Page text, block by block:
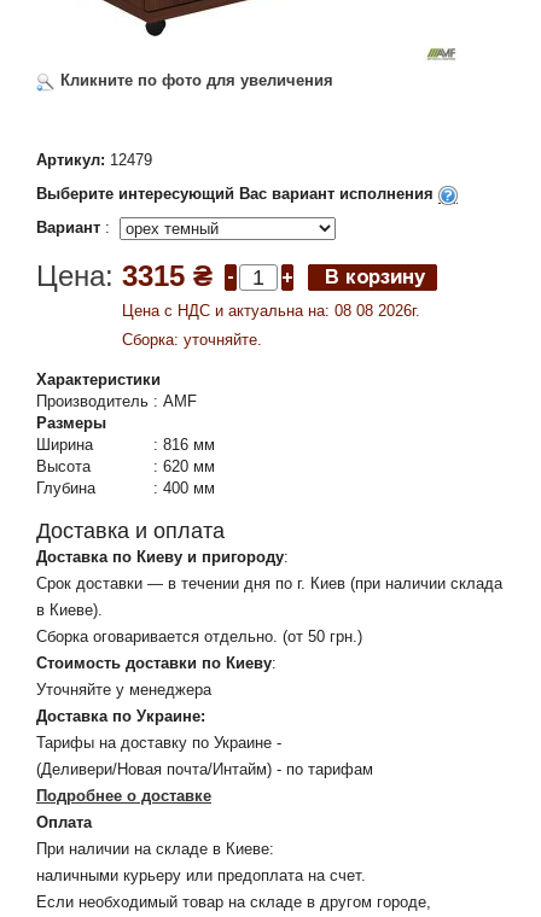
Кликните по фото для увеличения
Артикул: 12479
Выберите интересующий Вас вариант исполнения
Вариант :
Цена: 3315 ₴
Цена c НДС и актуальна на: 08 08 2026г.
Сборка: уточняйте.
Характеристики
Производитель : AMF
Размеры
Ширина
: 816 мм
Высота
: 620 мм
Глубина
: 400 мм
Доставка и оплата
Доставка по Киеву и пригороду:
Срок доставки — в течении дня по г. Киев (при наличии склада
в Киеве).
Сборка оговаривается отдельно. (от 50 грн.)
Стоимость доставки по Киеву:
Уточняйте у менеджера
Доставка по Украине:
Тарифы на доставку по Украине -
(Деливери/Новая почта/Интайм) - по тарифам
Подробнее о доставке
Оплата
При наличии на складе в Киеве:
наличными курьеру или предоплата на счет.
Если необходимый товар на складе в другом городе,